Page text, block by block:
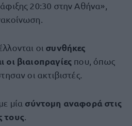
20:30 στην Αθήνα»,
οι συνθήκες
βιαιοπραγίες που, όπως
οι ακτιβιστές.
μία σύντομη αναφορά στις
τους